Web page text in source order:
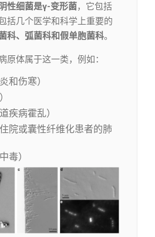
性细菌是γ-变形菌，它包括
括几个医学和科学上重要的
科、弧菌科和假单胞菌科。
原体属于这一类，例如：
和伤寒）
疾病霍乱）
院或囊性纤维化患者的肺
毒）